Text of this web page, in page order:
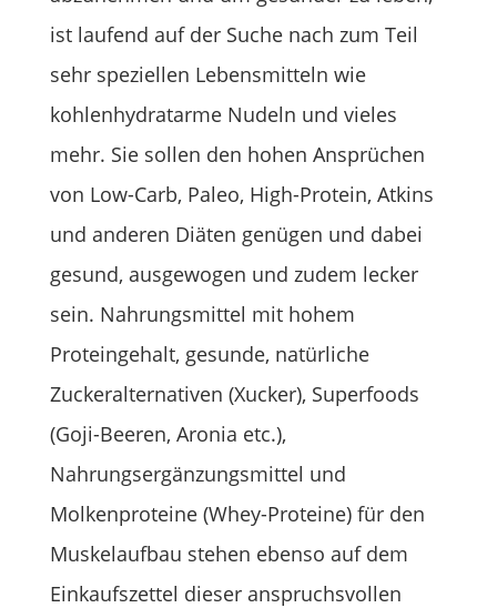
ist laufend auf der Suche nach zum Teil
sehr speziellen Lebensmitteln wie
kohlenhydratarme Nudeln und vieles
mehr. Sie sollen den hohen Ansprüchen
von Low-Carb, Paleo, High-Protein, Atkins
und anderen Diäten genügen und dabei
gesund, ausgewogen und zudem lecker
sein. Nahrungsmittel mit hohem
Proteingehalt, gesunde, natürliche
Zuckeralternativen (Xucker), Superfoods
(Goji-Beeren, Aronia etc.),
Nahrungsergänzungsmittel und
Molkenproteine (Whey-Proteine) für den
Muskelaufbau stehen ebenso auf dem
Einkaufszettel dieser anspruchsvollen